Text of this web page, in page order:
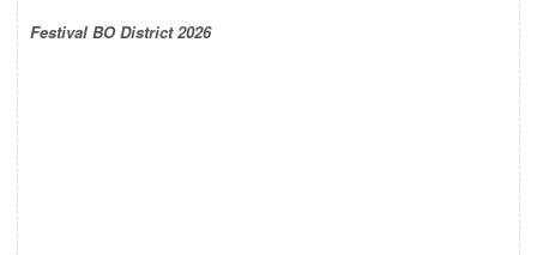
Festival BO District 2026